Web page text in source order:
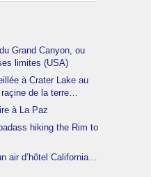
Grand Canyon, ou
limites (USA)
à Crater Lake au
de la terre…
à La Paz
hiking the Rim to
air d’hôtel California…